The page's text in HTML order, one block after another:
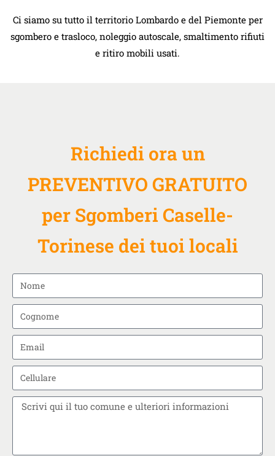
Ci siamo su tutto il territorio Lombardo e del Piemonte per
sgombero e trasloco, noleggio autoscale, smaltimento rifiuti
e ritiro mobili usati.
Richiedi ora un
PREVENTIVO GRATUITO
per Sgomberi Caselle-
Torinese dei tuoi locali